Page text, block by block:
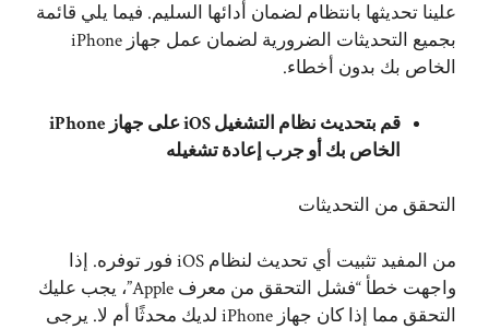
علينا تحديثها بانتظام لضمان أدائها السليم. فيما يلي قائمة
بجميع التحديثات الضرورية لضمان عمل جهاز iPhone
الخاص بك بدون أخطاء.
قم بتحديث نظام التشغيل iOS على جهاز iPhone
الخاص بك أو جرب إعادة تشغيله
التحقق من التحديثات
من المفيد تثبيت أي تحديث لنظام iOS فور توفره. إذا
واجهت خطأ “فشل التحقق من معرف Apple”، يجب عليك
التحقق مما إذا كان جهاز iPhone لديك محدثًا أم لا. يرجى